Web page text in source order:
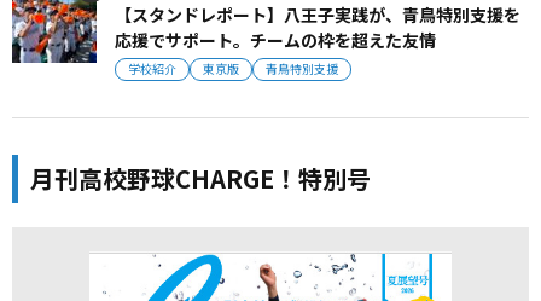
【スタンドレポート】八王子実践が、青鳥特別支援を
応援でサポート。チームの枠を超えた友情
学校紹介 東京版 青鳥特別支援
月刊高校野球CHARGE！特別号